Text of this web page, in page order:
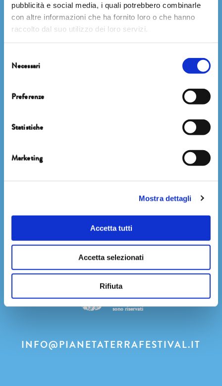
pubblicità e social media, i quali potrebbero combinarle
con altre informazioni che ha fornito loro o che hanno
raccolto dal suo utilizzo dei loro servizi.
delNecessari
Preferenze
Statistiche
Marketing
Mostra dettagli
Accetta tutti
Accetta selezionati
Rifiuta
Press Area
Privacy Policy
Pianeta Terra
Festival 2022
sono riservati
INFO@PIANETATERRAFESTIVAL.IT